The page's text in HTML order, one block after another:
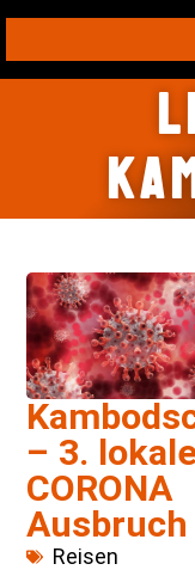
– 3.
CORONA
Ausbruch
Reisen